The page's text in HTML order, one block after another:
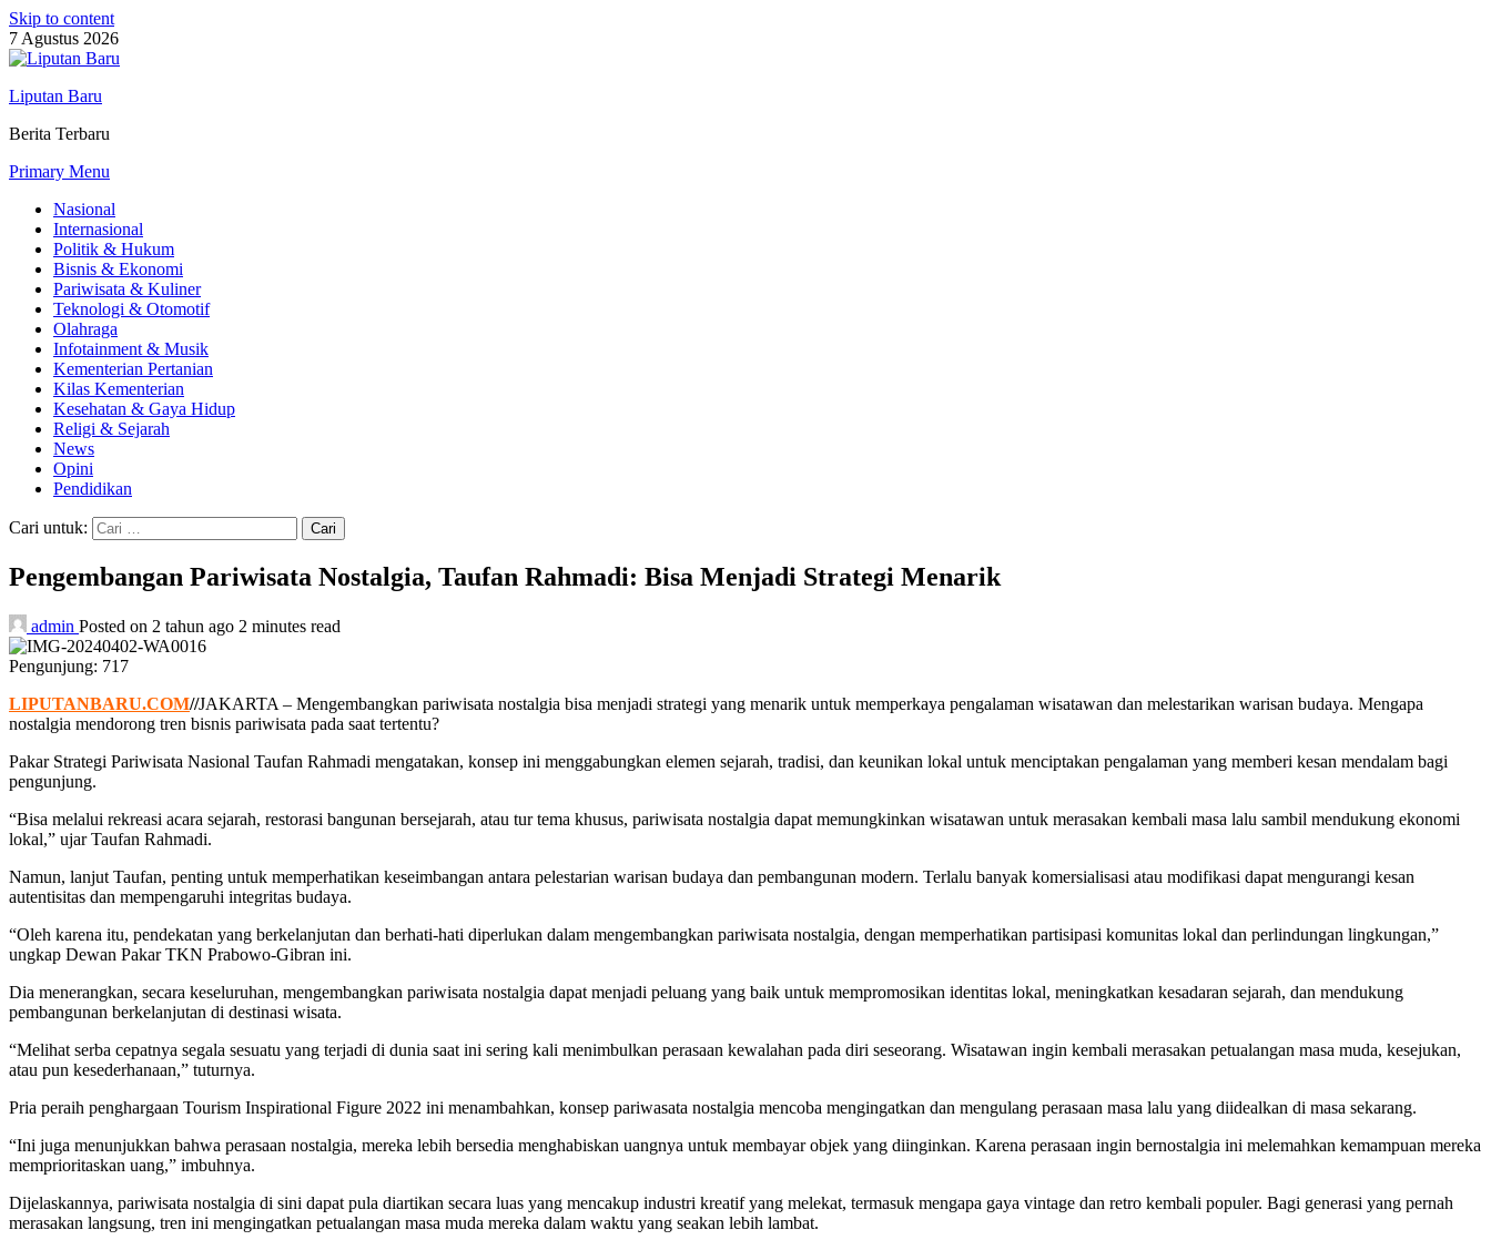
Skip to content
7 Agustus 2026
Liputan Baru
Berita Terbaru
Primary Menu
Nasional
Internasional
Politik & Hukum
Bisnis & Ekonomi
Pariwisata & Kuliner
Teknologi & Otomotif
Olahraga
Infotainment & Musik
Kementerian Pertanian
Kilas Kementerian
Kesehatan & Gaya Hidup
Religi & Sejarah
News
Opini
Pendidikan
Cari untuk:
Pengembangan Pariwisata Nostalgia, Taufan Rahmadi: Bisa Menjadi Strategi Menarik
admin Posted on 2 tahun ago 2 minutes read
Pengunjung: 717
LIPUTANBARU.COM//JAKARTA – Mengembangkan pariwisata nostalgia bisa menjadi strategi yang menarik untuk memperkaya pengalaman wisatawan dan melestarikan warisan budaya. Mengapa
nostalgia mendorong tren bisnis pariwisata pada saat tertentu?
Pakar Strategi Pariwisata Nasional Taufan Rahmadi mengatakan, konsep ini menggabungkan elemen sejarah, tradisi, dan keunikan lokal untuk menciptakan pengalaman yang memberi kesan mendalam bagi
pengunjung.
“Bisa melalui rekreasi acara sejarah, restorasi bangunan bersejarah, atau tur tema khusus, pariwisata nostalgia dapat memungkinkan wisatawan untuk merasakan kembali masa lalu sambil mendukung ekonomi
lokal,” ujar Taufan Rahmadi.
Namun, lanjut Taufan, penting untuk memperhatikan keseimbangan antara pelestarian warisan budaya dan pembangunan modern. Terlalu banyak komersialisasi atau modifikasi dapat mengurangi kesan
autentisitas dan mempengaruhi integritas budaya.
“Oleh karena itu, pendekatan yang berkelanjutan dan berhati-hati diperlukan dalam mengembangkan pariwisata nostalgia, dengan memperhatikan partisipasi komunitas lokal dan perlindungan lingkungan,”
ungkap Dewan Pakar TKN Prabowo-Gibran ini.
Dia menerangkan, secara keseluruhan, mengembangkan pariwisata nostalgia dapat menjadi peluang yang baik untuk mempromosikan identitas lokal, meningkatkan kesadaran sejarah, dan mendukung
pembangunan berkelanjutan di destinasi wisata.
“Melihat serba cepatnya segala sesuatu yang terjadi di dunia saat ini sering kali menimbulkan perasaan kewalahan pada diri seseorang. Wisatawan ingin kembali merasakan petualangan masa muda, kesejukan,
atau pun kesederhanaan,” tuturnya.
Pria peraih penghargaan Tourism Inspirational Figure 2022 ini menambahkan, konsep pariwasata nostalgia mencoba mengingatkan dan mengulang perasaan masa lalu yang diidealkan di masa sekarang.
“Ini juga menunjukkan bahwa perasaan nostalgia, mereka lebih bersedia menghabiskan uangnya untuk membayar objek yang diinginkan. Karena perasaan ingin bernostalgia ini melemahkan kemampuan mereka
memprioritaskan uang,” imbuhnya.
Dijelaskannya, pariwisata nostalgia di sini dapat pula diartikan secara luas yang mencakup industri kreatif yang melekat, termasuk mengapa gaya vintage dan retro kembali populer. Bagi generasi yang pernah
merasakan langsung, tren ini mengingatkan petualangan masa muda mereka dalam waktu yang seakan lebih lambat.